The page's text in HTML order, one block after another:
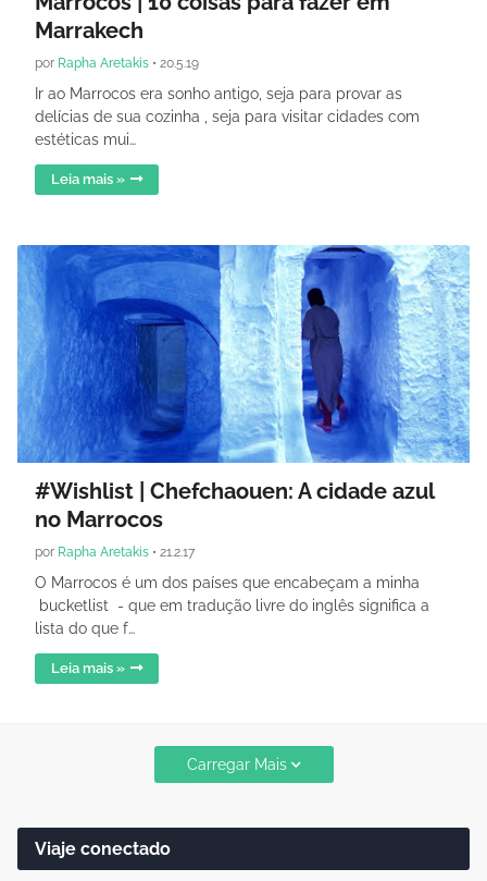
Marrakech
por Rapha Aretakis • 20.5.19
Ir ao Marrocos era sonho antigo, seja para provar as
delícias de sua cozinha , seja para visitar cidades com
estéticas mui…
Leia mais »
#Wishlist | Chefchaouen: A cidade azul
no Marrocos
por Rapha Aretakis • 21.2.17
O Marrocos é um dos países que encabeçam a minha
bucketlist - que em tradução livre do inglês significa a
lista do que f…
Leia mais »
Carregar Mais
Viaje conectado